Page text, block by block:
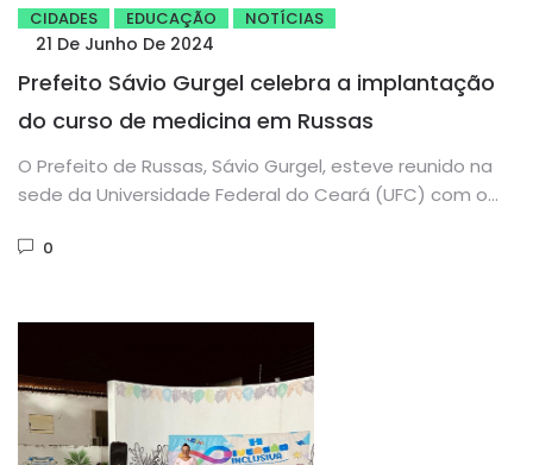
CIDADES EDUCAÇÃO NOTÍCIAS
21 De Junho De 2024
Prefeito Sávio Gurgel celebra a implantação
do curso de medicina em Russas
O Prefeito de Russas, Sávio Gurgel, esteve reunido na
sede da Universidade Federal do Ceará (UFC) com o
0